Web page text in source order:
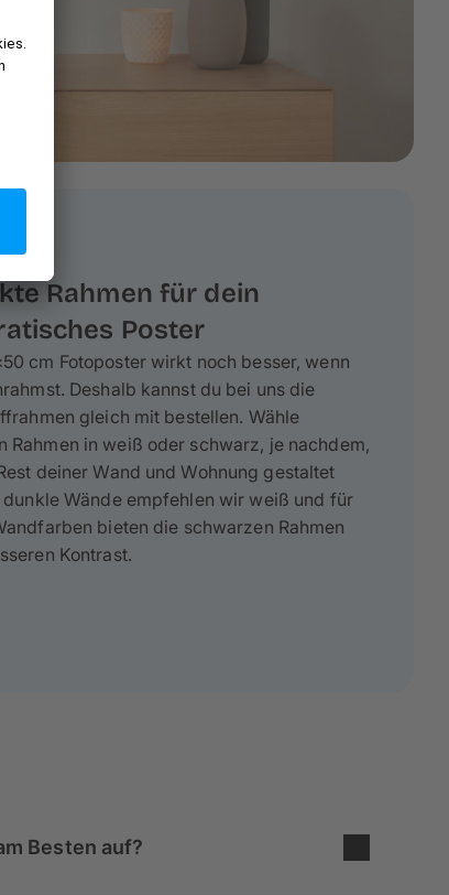
Rahmen für dein
Poster
cm Fotoposter wirkt noch besser, wenn
Deshalb kannst du bei uns die
gleich mit bestellen. Wähle
Rahmen in weiß oder schwarz, je nachdem,
deiner Wand und Wohnung gestaltet
dunkle Wände empfehlen wir weiß und für
bieten die schwarzen Rahmen
Kontrast.
Besten auf?